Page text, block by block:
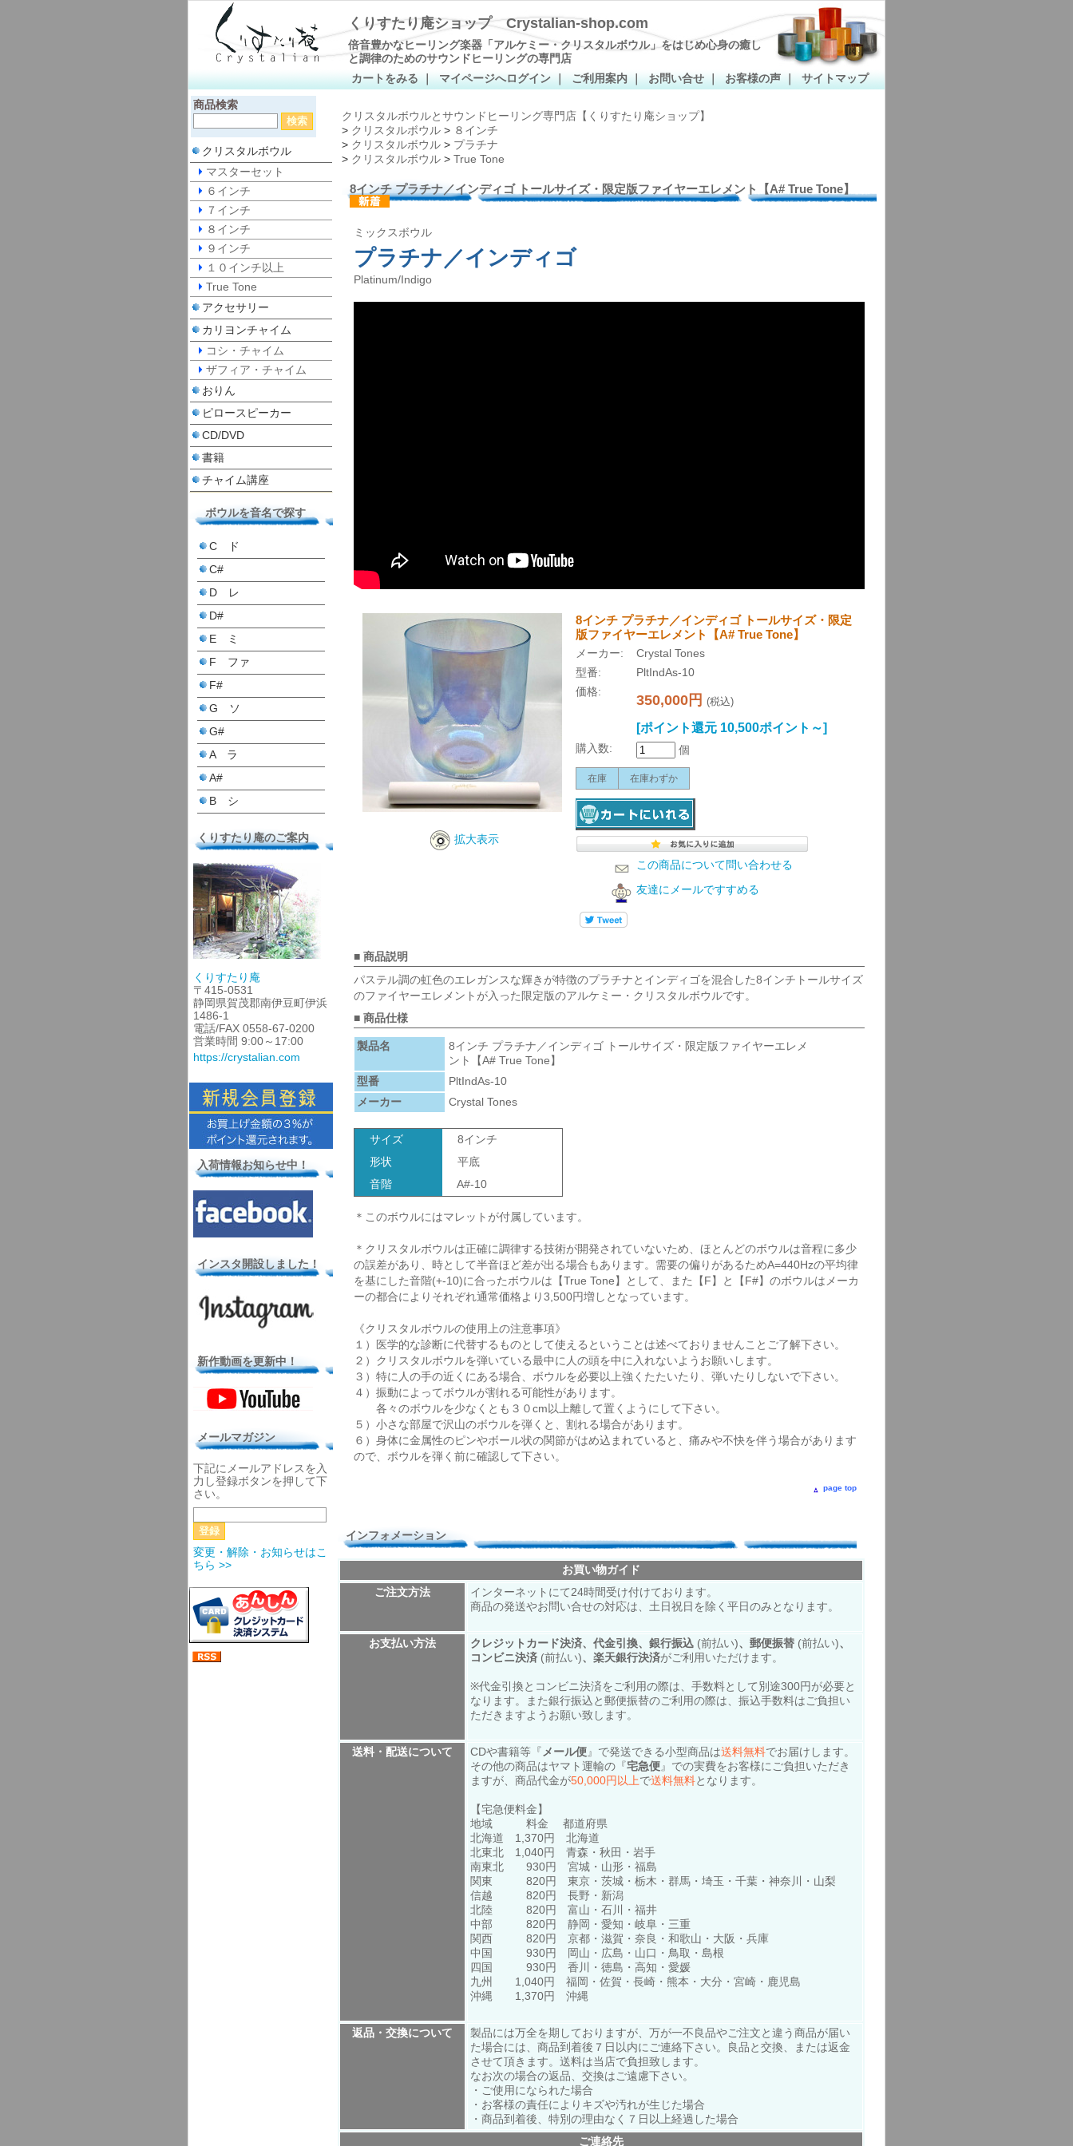
くりすたり庵ショップ Crystalian-shop.com
倍音豊かなヒーリング楽器「アルケミー・クリスタルボウル」をはじめ心身の癒し
と調律のためのサウンドヒーリングの専門店
カートをみる
マイページへログイン ご利用案内 お問い合せ お客様の声 サイトマップ
商品検索
クリスタルボウル
マスターセット
６インチ
７インチ
８インチ
９インチ
１０インチ以上
True Tone
アクセサリー
カリヨンチャイム
コシ・チャイム
ザフィア・チャイム
おりん
ピロースピーカー
CD/DVD
書籍
チャイム講座
ボウルを音名で探す
C ド
C#
D レ
D#
E ミ
F ファ
F#
G ソ
G#
A ラ
A#
B シ
くりすたり庵のご案内
くりすたり庵
〒415-0531
静岡県賀茂郡南伊豆町伊浜
1486-1
電話/FAX 0558-67-0200
営業時間 9:00～17:00
https://crystalian.com
入荷情報お知らせ中！
インスタ開設しました！
新作動画を更新中！
メールマガジン
下記にメールアドレスを入
力し登録ボタンを押して下
さい。
変更・解除・お知らせはこ
ちら >>
クリスタルボウルとサウンドヒーリング専門店【くりすたり庵ショップ】
> クリスタルボウル > ８インチ
> クリスタルボウル > プラチナ
> クリスタルボウル > True Tone
8インチ プラチナ／インディゴ トールサイズ・限定版ファイヤーエレメント【A# True Tone】
ミックスボウル
プラチナ／インディゴ
Platinum/Indigo
拡大表示
8インチ プラチナ／インディゴ トールサイズ・限定
版ファイヤーエレメント【A# True Tone】
メーカー:
Crystal Tones
型番:
PltIndAs-10
価格:
350,000円 (税込)
[ポイント還元 10,500ポイント～]
購入数: 個
在庫 在庫わずか
この商品について問い合わせる
友達にメールですすめる
■ 商品説明
パステル調の虹色のエレガンスな輝きが特徴のプラチナとインディゴを混合した8インチトールサイズ
のファイヤーエレメントが入った限定版のアルケミー・クリスタルボウルです。
■ 商品仕様
製品名
8インチ プラチナ／インディゴ トールサイズ・限定版ファイヤーエレメ
ント【A# True Tone】
型番
PltIndAs-10
メーカー
Crystal Tones
サイズ
8インチ
形状
平底
音階
A#-10
＊このボウルにはマレットが付属しています。
＊クリスタルボウルは正確に調律する技術が開発されていないため、ほとんどのボウルは音程に多少
の誤差があり、時として半音ほど差が出る場合もあります。需要の偏りがあるためA=440Hzの平均律
を基にした音階(+-10)に合ったボウルは【True Tone】として、また【F】と【F#】のボウルはメーカ
ーの都合によりそれぞれ通常価格より3,500円増しとなっています。
《クリスタルボウルの使用上の注意事項》
１）医学的な診断に代替するものとして使えるということは述べておりませんことご了解下さい。
２）クリスタルボウルを弾いている最中に人の頭を中に入れないようお願いします。
３）特に人の手の近くにある場合、ボウルを必要以上強くたたいたり、弾いたりしないで下さい。
４）振動によってボウルが割れる可能性があります。
各々のボウルを少なくとも３０cm以上離して置くようにして下さい。
５）小さな部屋で沢山のボウルを弾くと、割れる場合があります。
６）身体に金属性のピンやボール状の関節がはめ込まれていると、痛みや不快を伴う場合があります
ので、ボウルを弾く前に確認して下さい。
page top
インフォメーション
お買い物ガイド
ご注文方法
インターネットにて24時間受け付けております。
商品の発送やお問い合せの対応は、土日祝日を除く平日のみとなります。
お支払い方法 クレジットカード決済、代金引換、銀行振込 (前払い)、郵便振替 (前払い)、
コンビニ決済 (前払い)、楽天銀行決済がご利用いただけます。
※代金引換とコンビニ決済をご利用の際は、手数料として別途300円が必要と
なります。また銀行振込と郵便振替のご利用の際は、振込手数料はご負担い
ただきますようお願い致します。
送料・配送について CDや書籍等『 メール便』で発送できる小型商品は送料無料でお届けします。
その他の商品はヤマト運輸の『宅急便』での実費をお客様にご負担いただき
ますが、商品代金が50,000円以上で送料無料となります。
【宅急便料金】
地域 料金 都道府県
北海道 1,370円 北海道
北東北 1,040円 青森・秋田・岩手
南東北 930円 宮城・山形・福島
関東 820円 東京・茨城・栃木・群馬・埼玉・千葉・神奈川・山梨
信越 820円 長野・新潟
北陸 820円 富山・石川・福井
中部 820円 静岡・愛知・岐阜・三重
関西 820円 京都・滋賀・奈良・和歌山・大阪・兵庫
中国 930円 岡山・広島・山口・鳥取・島根
四国 930円 香川・徳島・高知・愛媛
九州 1,040円 福岡・佐賀・長崎・熊本・大分・宮崎・鹿児島
沖縄 1,370円 沖縄
返品・交換について
製品には万全を期しておりますが、万が一不良品やご注文と違う商品が届い
た場合には、商品到着後７日以内にご連絡下さい。良品と交換、または返金
させて頂きます。送料は当店で負担致します。
なお次の場合の返品、交換はご遠慮下さい。
・ご使用になられた場合
・お客様の責任によりキズや汚れが生じた場合
・商品到着後、特別の理由なく７日以上経過した場合
ご連絡先